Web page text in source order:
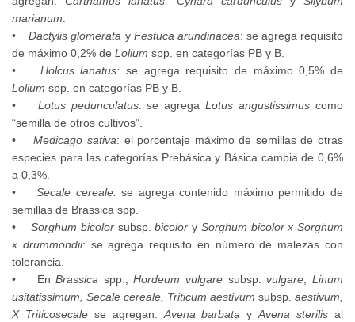
marianum
•Dactylis glomerata yFestuca arundinacea: se agrega requisito
de máximo 0,2% de Lolium spp. en categorías PB y B.
• Holcus lanatus: se agrega requisito de máximo 0,5% de
Lolium spp. en categorías PB y B.
• Lotus pedunculatus: se agregaLotus angustissimus como
“semilla de otros cultivos”.
•Medicago sativa: el porcentaje máximo de semillas de otras
especies para las categorías Prebásica y Básica cambia de 0,6%
a 0,3%.
•Secale cereale:se agrega contenido máximo permitido de
semillas de Brassica spp.
• Sorghum bicolorsubsp.bicolor y Sorghum bicolor x Sorghum
x drummondii: se agrega requisito en número de malezas con
tolerancia.
• EnBrassica spp.,Hordeum vulgare subsp.vulgare ,Linum
usitatissimum, Secale cereale, Triticum aestivum subsp. aestivum,
X Triticosecalese agregan: Avena barbata yAvena sterilis al